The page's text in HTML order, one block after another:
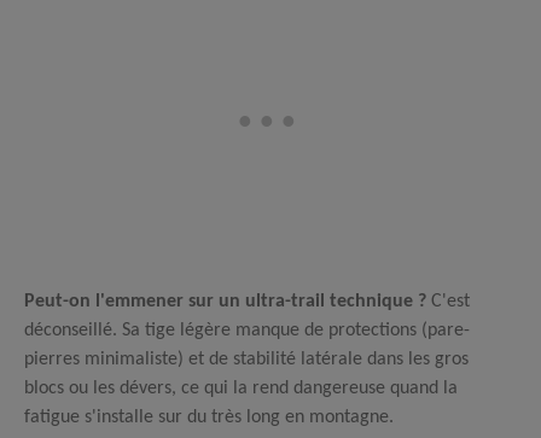
Peut-on l'emmener sur un ultra-trail technique ? C'est
déconseillé. Sa tige légère manque de protections (pare-
pierres minimaliste) et de stabilité latérale dans les gros
blocs ou les dévers, ce qui la rend dangereuse quand la
fatigue s'installe sur du très long en montagne.